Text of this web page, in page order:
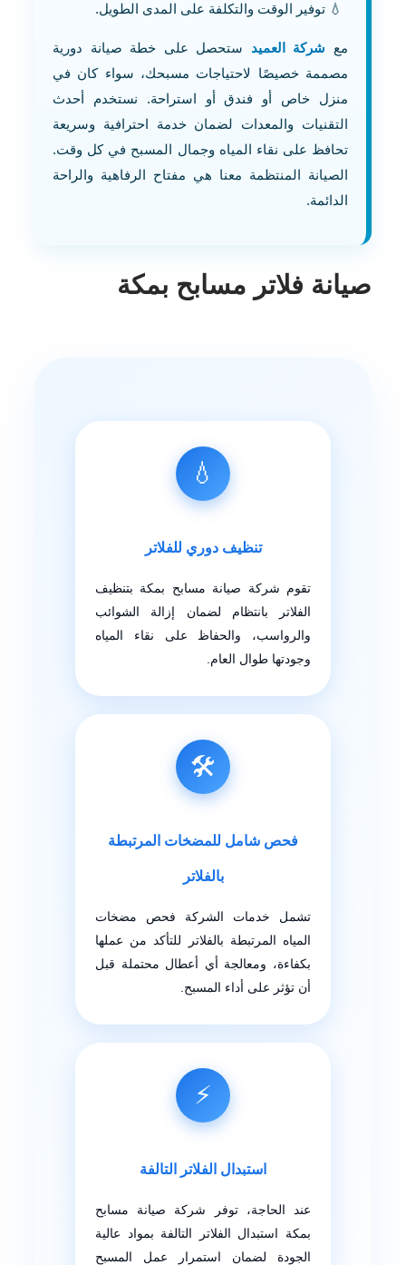
توفير الوقت والتكلفة على المدى الطويل.
مع شركة العميد ستحصل على خطة صيانة دورية
مصممة خصيصًا لاحتياجات مسبحك، سواء كان في
منزل خاص أو فندق أو استراحة. نستخدم أحدث
التقنيات والمعدات لضمان خدمة احترافية وسريعة
تحافظ على نقاء المياه وجمال المسبح في كل وقت.
الصيانة المنتظمة معنا هي مفتاح الرفاهية والراحة
الدائمة.
صيانة فلاتر مسابح بمكة
💧
تنظيف دوري للفلاتر
تقوم شركة صيانة مسابح بمكة بتنظيف
الفلاتر بانتظام لضمان إزالة الشوائب
والرواسب، والحفاظ على نقاء المياه
وجودتها طوال العام.
🛠️
فحص شامل للمضخات المرتبطة
بالفلاتر
تشمل خدمات الشركة فحص مضخات
المياه المرتبطة بالفلاتر للتأكد من عملها
بكفاءة، ومعالجة أي أعطال محتملة قبل
أن تؤثر على أداء المسبح.
⚡
استبدال الفلاتر التالفة
عند الحاجة، توفر شركة صيانة مسابح
بمكة استبدال الفلاتر التالفة بمواد عالية
الجودة لضمان استمرار عمل المسبح